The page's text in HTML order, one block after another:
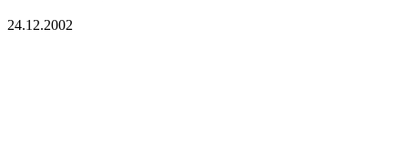
24.12.2002